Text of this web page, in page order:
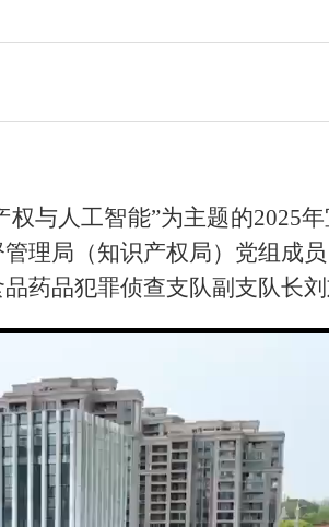
与人工智能”为主题的2025
理局（知识产权局）党组成
药品犯罪侦查支队副支队长刘